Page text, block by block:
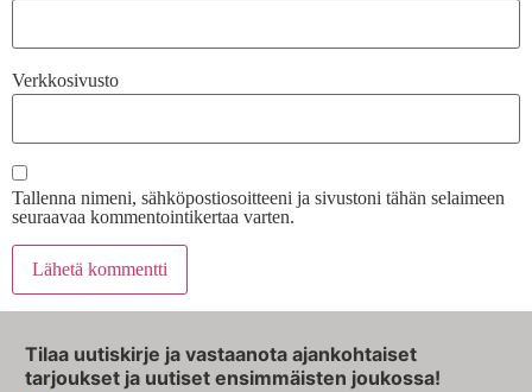
Verkkosivusto
Tallenna nimeni, sähköpostiosoitteeni ja sivustoni tähän selaimeen
seuraavaa kommentointikertaa varten.
Tilaa uutiskirje ja vastaanota ajankohtaiset
tarjoukset ja uutiset ensimmäisten joukossa!